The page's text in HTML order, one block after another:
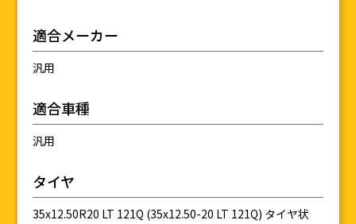
適合メーカー
汎用
適合車種
汎用
タイヤ
35x12.50R20 LT 121Q (35x12.50-20 LT 121Q) タイヤ状